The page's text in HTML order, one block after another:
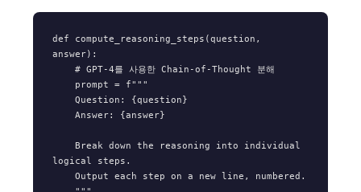
def compute_reasoning_steps(question,
answer):
    # GPT-4를 사용한 Chain-of-Thought 분해
    Question: {question}
    Answer: {answer}
logical steps.
    Output each step on a new line, numbered.